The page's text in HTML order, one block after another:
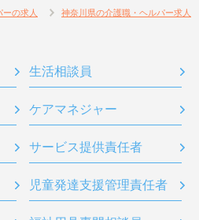
の求人 神奈川県の介護職・ヘルパー求人
生活相談員
ケアマネジャー
サービス提供責任者
児童発達支援管理責任者